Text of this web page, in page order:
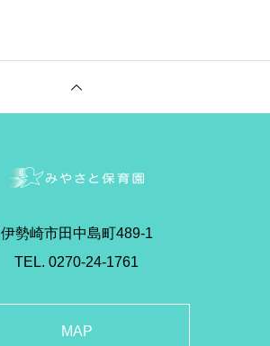
伊勢崎市田中島町489-1
TEL. 0270-24-1761
MAP